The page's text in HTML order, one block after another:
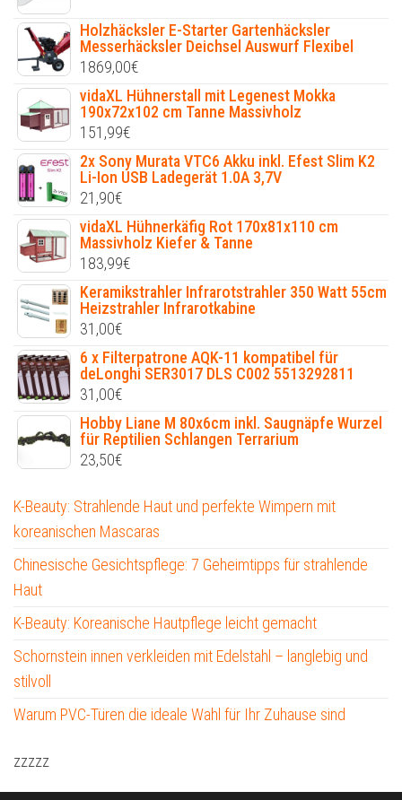
Holzhäcksler E-Starter Gartenhäcksler
Messerhäcksler Deichsel Auswurf Flexibel
1869,00€
vidaXL Hühnerstall mit Legenest Mokka
190x72x102 cm Tanne Massivholz
151,99€
2x Sony Murata VTC6 Akku inkl. Efest Slim K2
Li-Ion USB Ladegerät 1.0A 3,7V
21,90€
vidaXL Hühnerkäfig Rot 170x81x110 cm
Massivholz Kiefer & Tanne
183,99€
Keramikstrahler Infrarotstrahler 350 Watt 55cm
Heizstrahler Infrarotkabine
31,00€
6 x Filterpatrone AQK-11 kompatibel für
deLonghi SER3017 DLS C002 5513292811
31,00€
Hobby Liane M 80x6cm inkl. Saugnäpfe Wurzel
für Reptilien Schlangen Terrarium
23,50€
K-Beauty: Strahlende Haut und perfekte Wimpern mit
koreanischen Mascaras
Chinesische Gesichtspflege: 7 Geheimtipps für strahlende
Haut
K-Beauty: Koreanische Hautpflege leicht gemacht
Schornstein innen verkleiden mit Edelstahl – langlebig und
stilvoll
Warum PVC-Türen die ideale Wahl für Ihr Zuhause sind
zzzzz